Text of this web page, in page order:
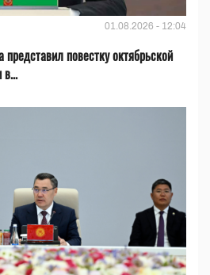
01.08.2026 - 12:04
представил повестку октябрьской
в...